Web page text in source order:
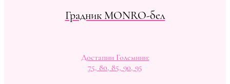
Градник MONRO-бел
Достапни Големини:
75, 80, 85, 90, 95